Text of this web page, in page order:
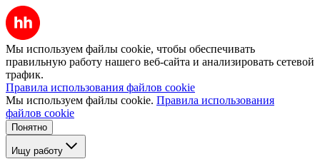
Мы используем файлы cookie, чтобы обеспечивать
правильную работу нашего веб-сайта и анализировать сетевой
трафик.
Правила использования файлов cookie
Мы используем файлы cookie. Правила использования
файлов cookie
Понятно
Ищу работу